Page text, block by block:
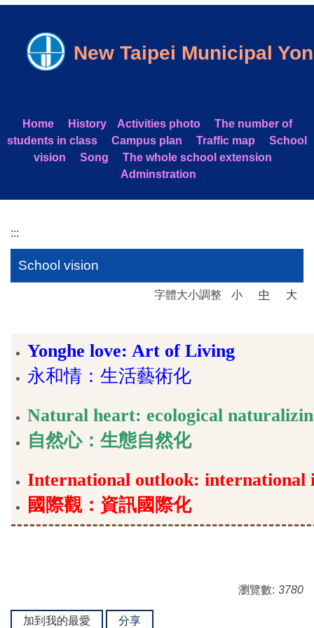
New Taipei Municipal
Home History Activities photo
The number of
students in class
Campus plan Traffic map
School
vision
Song
The whole school extension
Adminstration
:::
School vision
字體大小調整 小 中 大
Yonghe love: Art of Living
永和情：生活藝術化
Natural heart: ecological
自然心：生態自然化
International outlook: international
國際觀：資訊國際化
瀏覽數: 3780
加到我的最愛 分享